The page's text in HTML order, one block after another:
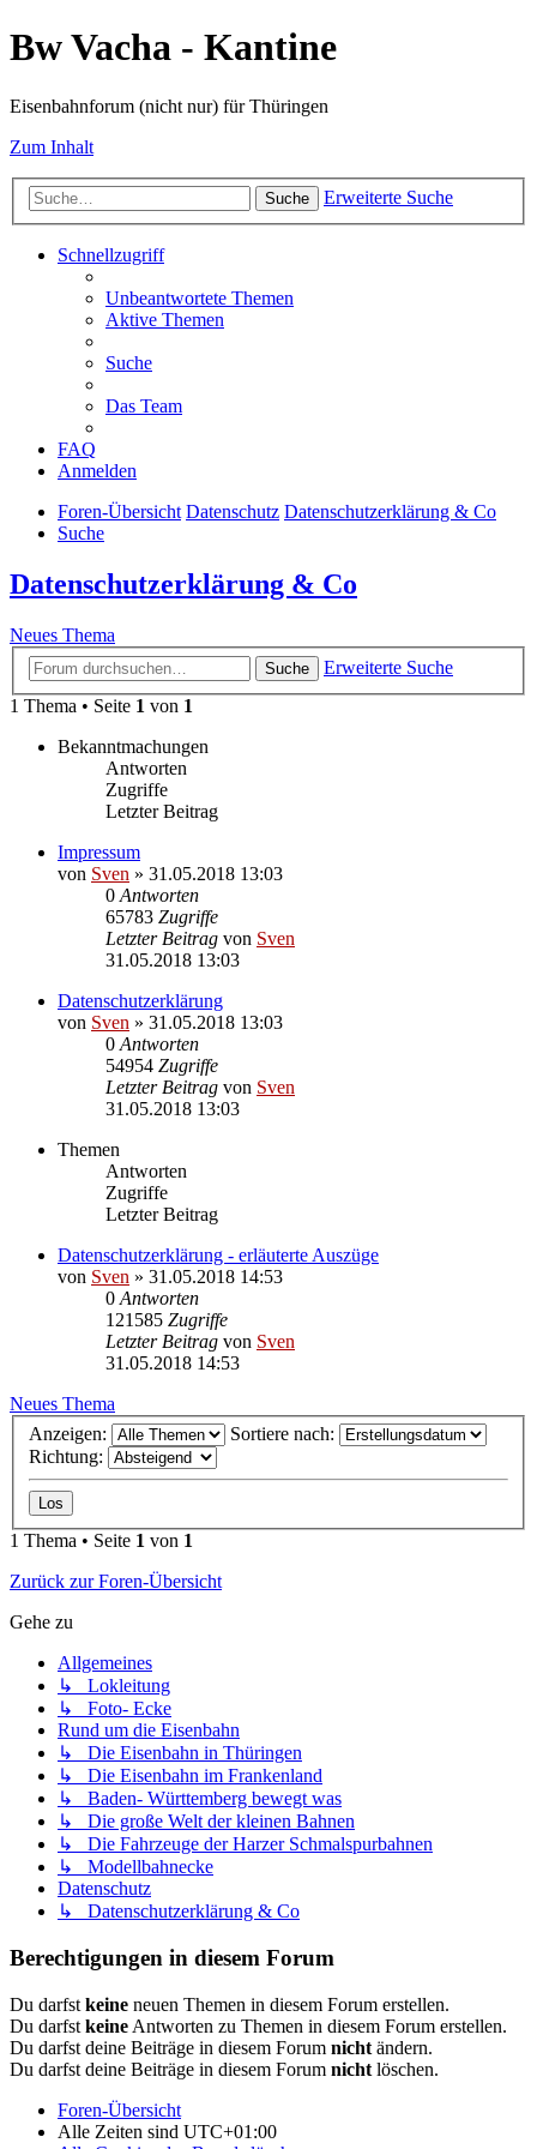
Bw Vacha - Kantine
Eisenbahnforum (nicht nur) für Thüringen
Zum Inhalt
Suche Erweiterte Suche
Schnellzugriff
Unbeantwortete Themen
Aktive Themen
Suche
Das Team
FAQ
Anmelden
Foren-Übersicht Datenschutz Datenschutzerklärung & Co
Suche
Datenschutzerklärung & Co
Neues Thema
Suche
Erweiterte Suche
1 Thema • Seite 1 von 1
Bekanntmachungen
Antworten
Zugriffe
Letzter Beitrag
Impressum
von Sven » 31.05.2018 13:03
0 Antworten
65783 Zugriffe
Letzter Beitrag von Sven
31.05.2018 13:03
Datenschutzerklärung
von Sven » 31.05.2018 13:03
0 Antworten
54954 Zugriffe
Letzter Beitrag von Sven
31.05.2018 13:03
Themen
Antworten
Zugriffe
Letzter Beitrag
Datenschutzerklärung - erläuterte Auszüge
von Sven » 31.05.2018 14:53
0 Antworten
121585 Zugriffe
Letzter Beitrag von Sven
31.05.2018 14:53
Neues Thema
Anzeigen:
Sortiere nach:
Richtung:
1 Thema • Seite 1 von 1
Zurück zur Foren-Übersicht
Gehe zu
Allgemeines
↳ Lokleitung
↳ Foto- Ecke
Rund um die Eisenbahn
↳ Die Eisenbahn in Thüringen
↳ Die Eisenbahn im Frankenland
↳ Baden- Württemberg bewegt was
↳ Die große Welt der kleinen Bahnen
↳ Die Fahrzeuge der Harzer Schmalspurbahnen
↳ Modellbahnecke
Datenschutz
↳ Datenschutzerklärung & Co
Berechtigungen in diesem Forum
Du darfst keine neuen Themen in diesem Forum erstellen.
Du darfst keine Antworten zu Themen in diesem Forum erstellen.
Du darfst deine Beiträge in diesem Forum nicht ändern.
Du darfst deine Beiträge in diesem Forum nicht löschen.
Foren-Übersicht
Alle Zeiten sind UTC+01:00